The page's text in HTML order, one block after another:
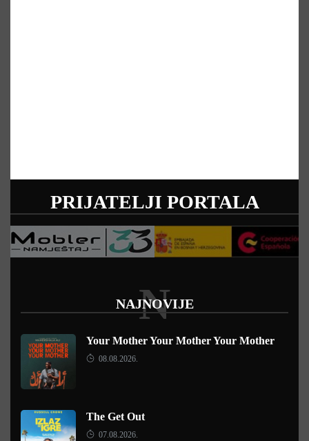
PRIJATELJI PORTALA
NAJNOVIJE
N
Your Mother Your Mother Your Mother
08.08.2026.
The Get Out
07.08.2026.